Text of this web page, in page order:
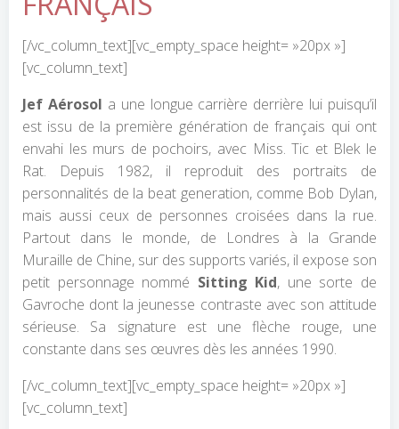
[/vc_column_text][vc_empty_space height= »20px »]
[vc_column_text]
Jef Aérosol a une longue carrière derrière lui puisqu’il
est issu de la première génération de français qui ont
envahi les murs de pochoirs, avec Miss. Tic et Blek le
Rat. Depuis 1982, il reproduit des portraits de
personnalités de la beat generation, comme Bob Dylan,
mais aussi ceux de personnes croisées dans la rue.
Partout dans le monde, de Londres à la Grande
Muraille de Chine, sur des supports variés, il expose son
petit personnage nommé Sitting Kid, une sorte de
Gavroche dont la jeunesse contraste avec son attitude
sérieuse. Sa signature est une flèche rouge, une
constante dans ses œuvres dès les années 1990.
[/vc_column_text][vc_empty_space height= »20px »]
[vc_column_text]